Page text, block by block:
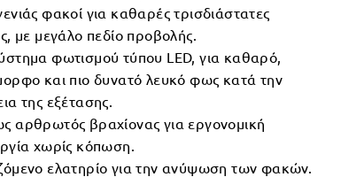
φακοί για καθαρές τρισδιάστατες
με μεγάλο πεδίο προβολής.
φωτισμού τύπου LED, για καθαρό,
και πιο δυνατό λευκό φως κατά την
της εξέτασης.
αρθρωτός βραχίονας για εργονομική
χωρίς κόπωση.
ελατηρίο για την ανύψωση των φακών.